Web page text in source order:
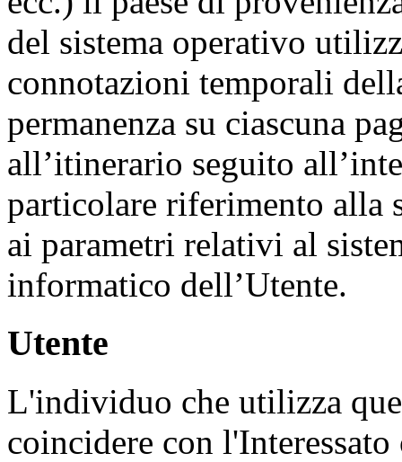
del sistema operativo
connotazioni temporali
permanenza su ciascuna
all’itinerario seguito
particolare riferimento alla
ai parametri relativi al
informatico dell’Utente.
Utente
L'individuo che utilizza
coincidere con l'Interessato